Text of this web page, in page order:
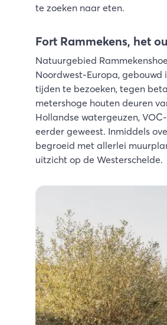
te zoeken naar eten.
Fort Rammekens, het
Natuurgebied
Noordwest-Europa, gebouwd
tijden te bezoeken, tegen
metershoge houten deuren
Hollandse watergeuzen,
eerder geweest. Inmiddels
begroeid met allerlei
uitzicht op de Westerschelde.